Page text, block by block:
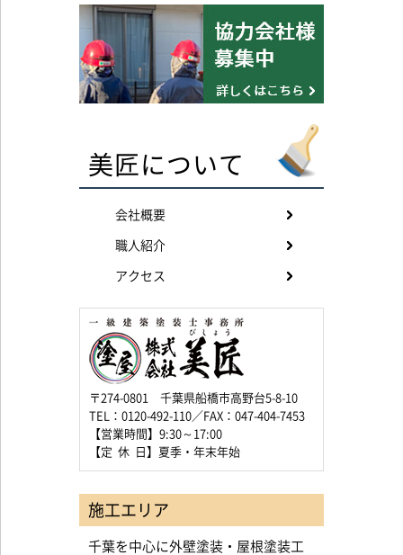
美匠について
会社概要
職人紹介
アクセス
〒274-0801 千葉県船橋市高野台5-8-10
TEL：0120-492-110／FAX：047-404-7453
【営業時間】9:30～17:00
【定 休 日】夏季・年末年始
施工エリア
千葉を中心に外壁塗装・屋根塗装工